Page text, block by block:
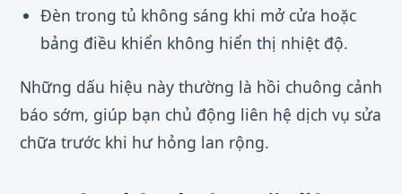
Đèn trong tủ không sáng khi mở cửa hoặc
bảng điều khiển không hiển thị nhiệt độ.
Những dấu hiệu này thường là hồi chuông cảnh
báo sớm, giúp bạn chủ động liên hệ dịch vụ sửa
chữa trước khi hư hỏng lan rộng.